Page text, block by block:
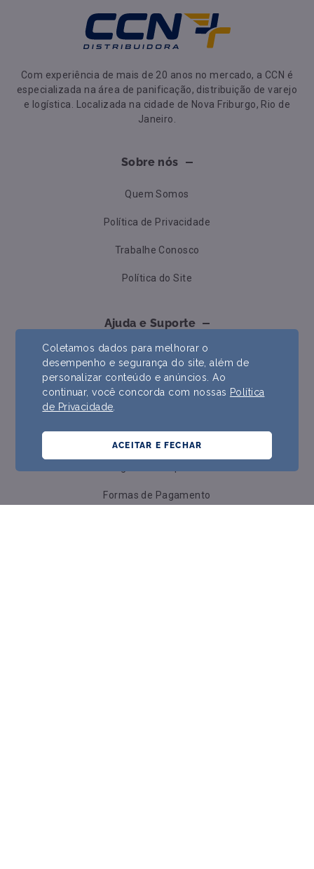
Com experiência de mais de 20 anos no mercado, a CCN é
especializada na área de panificação, distribuição de varejo
e logística. Localizada na cidade de Nova Friburgo, Rio de
Janeiro.
Sobre nós
Quem Somos
Política de Privacidade
Trabalhe Conosco
Política do Site
Ajuda e Suporte
Contato
Formas de Pagamento
Trocas e Devoluções
Formas de Pagamento
Coletamos dados para melhorar o
desempenho e segurança do site, além de
personalizar conteúdo e anúncios. Ao
continuar, você concorda com nossas Política
de Privacidade
ACEITAR E FECHAR